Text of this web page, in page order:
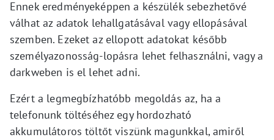
Ennek eredményeképpen a készülék sebezhetővé
válhat az adatok lehallgatásával vagy ellopásával
szemben. Ezeket az ellopott adatokat később
személyazonosság-lopásra lehet felhasználni, vagy a
darkweben is el lehet adni.
Ezért a legmegbízhatóbb megoldás az, ha a
telefonunk töltéséhez egy hordozható
akkumulátoros töltőt viszünk magunkkal, amiről